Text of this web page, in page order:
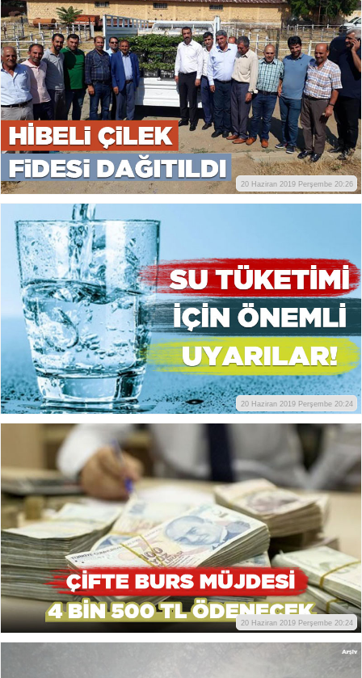
20 Haziran 2019 Perşembe 20:26
20 Haziran 2019 Perşembe 20:24
20 Haziran 2019 Perşembe 20:24